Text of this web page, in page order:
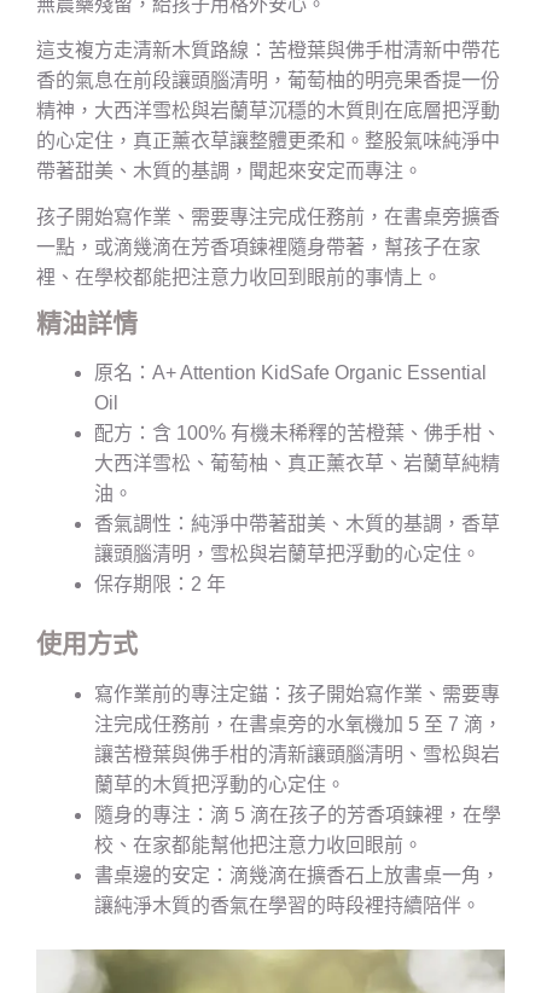
無農藥殘留，給孩子用格外安心。
這支複方走清新木質路線：苦橙葉與佛手柑清新中帶花
香的氣息在前段讓頭腦清明，葡萄柚的明亮果香提一份
精神，大西洋雪松與岩蘭草沉穩的木質則在底層把浮動
的心定住，真正薰衣草讓整體更柔和。整股氣味純淨中
帶著甜美、木質的基調，聞起來安定而專注。
孩子開始寫作業、需要專注完成任務前，在書桌旁擴香
一點，或滴幾滴在芳香項鍊裡隨身帶著，幫孩子在家
裡、在學校都能把注意力收回到眼前的事情上。
精油詳情
原名：A+ Attention KidSafe Organic Essential
Oil
配方：含 100% 有機未稀釋的苦橙葉、佛手柑、
大西洋雪松、葡萄柚、真正薰衣草、岩蘭草純精
油。
香氣調性：純淨中帶著甜美、木質的基調，香草
讓頭腦清明，雪松與岩蘭草把浮動的心定住。
保存期限：2 年
使用方式
寫作業前的專注定錨：孩子開始寫作業、需要專
注完成任務前，在書桌旁的水氧機加 5 至 7 滴，
讓苦橙葉與佛手柑的清新讓頭腦清明、雪松與岩
蘭草的木質把浮動的心定住。
隨身的專注：滴 5 滴在孩子的芳香項鍊裡，在學
校、在家都能幫他把注意力收回眼前。
書桌邊的安定：滴幾滴在擴香石上放書桌一角，
讓純淨木質的香氣在學習的時段裡持續陪伴。